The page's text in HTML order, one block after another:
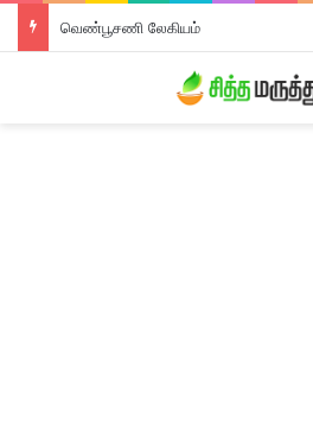
வெண்பூசணி லேகியம்